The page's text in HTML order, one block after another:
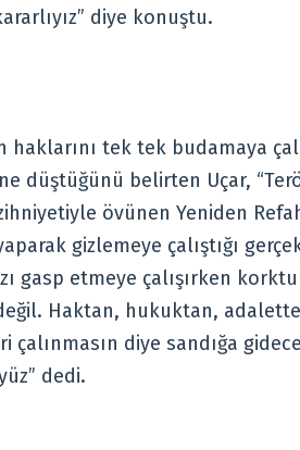
diye konuştu.
haklarını tek tek budamaya
düştüğünü belirten Uçar,
övünen Yeniden
yaparak gizlemeye çalıştığı
gasp etmeye çalışırken
Haktan, hukuktan,
çalınmasın diye sandığa
dedi.